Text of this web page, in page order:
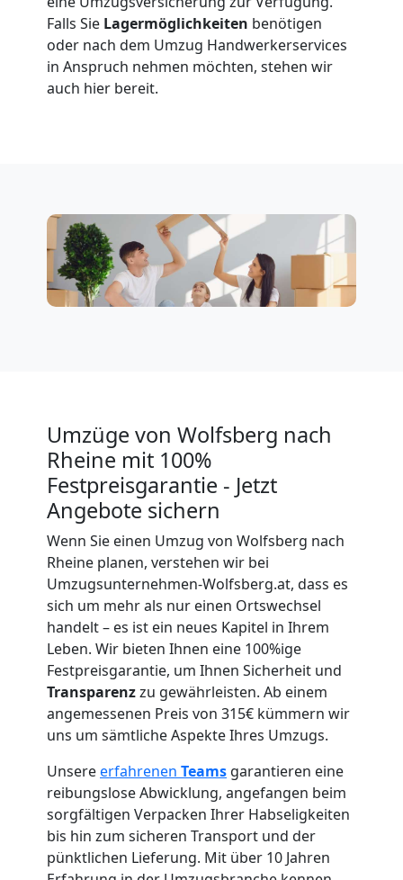
Falls Sie Lagermöglichkeiten benötigen
oder nach dem Umzug Handwerkerservices
in Anspruch nehmen möchten, stehen wir
auch hier bereit.
Umzüge von Wolfsberg nach
Rheine mit 100%
Festpreisgarantie - Jetzt
Angebote sichern
Wenn Sie einen Umzug von Wolfsberg nach
Rheine planen, verstehen wir bei
Umzugsunternehmen-Wolfsberg.at, dass es
sich um mehr als nur einen Ortswechsel
handelt – es ist ein neues Kapitel in Ihrem
Leben. Wir bieten Ihnen eine 100%ige
Festpreisgarantie, um Ihnen Sicherheit und
Transparenzzu gewährleisten. Ab einem
angemessenen Preis von 315€ kümmern wir
uns um sämtliche Aspekte Ihres Umzugs.
Unsereerfahrenen Teams garantieren eine
reibungslose Abwicklung, angefangen beim
sorgfältigen Verpacken Ihrer Habseligkeiten
bis hin zum sicheren Transport und der
pünktlichen Lieferung. Mit über 10 Jahren
Übersiedlung
Wolfsberg
Wolfsberg
Privatumzug
Wolfsberg
Umzug
für
Senioren
Wolfsberg
Fernumzug
Wolfsberg